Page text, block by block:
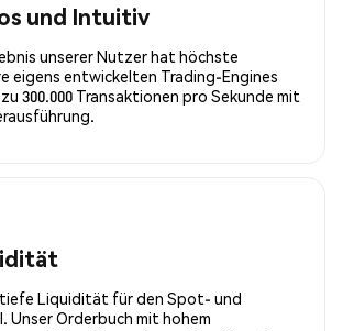
und Intuitiv
unserer Nutzer hat höchste
eigens entwickelten Trading-Engines
300.000 Transaktionen pro Sekunde mit
Liquidität für den Spot- und
Unser Orderbuch mit hohem